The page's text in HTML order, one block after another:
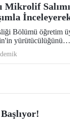
Mikrolif
Stratejileri
TÜBİTAK
Bölümü öğretim
yürütücülüğünü
Pamuk ve Polyester
Kullanım
Aşınma, UV
– COST Aksiyon